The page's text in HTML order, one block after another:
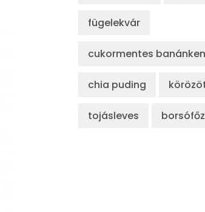
fügelekvár
cukormentes
chia puding
tojásleves